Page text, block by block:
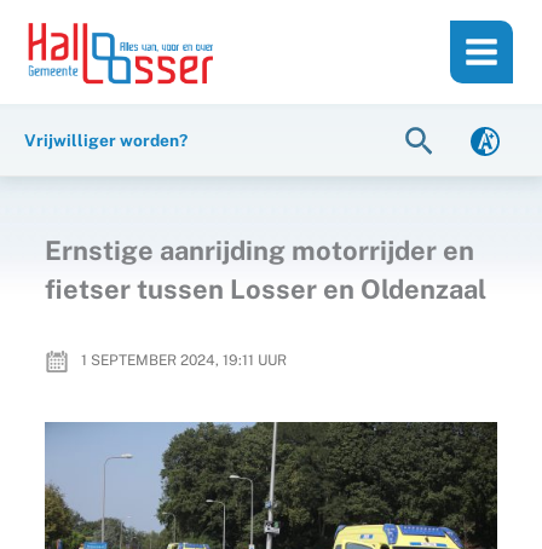
inhoud
naar
Vrijwilliger worden? Zoeken
Ernstige aanrijding motorrijder en
fietser tussen Losser en Oldenzaal
1 SEPTEMBER 2024, 19:11 UUR